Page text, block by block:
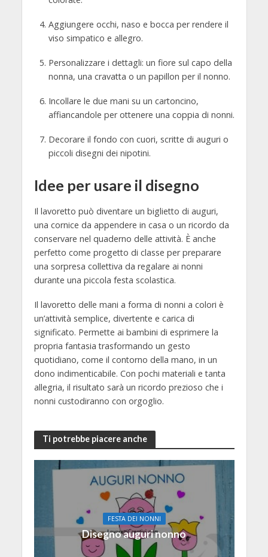
Aggiungere occhi, naso e bocca per rendere il
viso simpatico e allegro.
Personalizzare i dettagli: un fiore sul capo della
nonna, una cravatta o un papillon per il nonno.
Incollare le due mani su un cartoncino,
affiancandole per ottenere una coppia di nonni.
Decorare il fondo con cuori, scritte di auguri o
piccoli disegni dei nipotini.
Idee per usare il disegno
Il lavoretto può diventare un biglietto di auguri,
una cornice da appendere in casa o un ricordo da
conservare nel quaderno delle attività. È anche
perfetto come progetto di classe per preparare
una sorpresa collettiva da regalare ai nonni
durante una piccola festa scolastica.
Il lavoretto delle mani a forma di nonni a colori è
un’attività semplice, divertente e carica di
significato. Permette ai bambini di esprimere la
propria fantasia trasformando un gesto
quotidiano, come il contorno della mano, in un
dono indimenticabile. Con pochi materiali e tanta
allegria, il risultato sarà un ricordo prezioso che i
nonni custodiranno con orgoglio.
Ti potrebbe piacere anche
FESTA DEI NONNI
Disegno auguri nonno